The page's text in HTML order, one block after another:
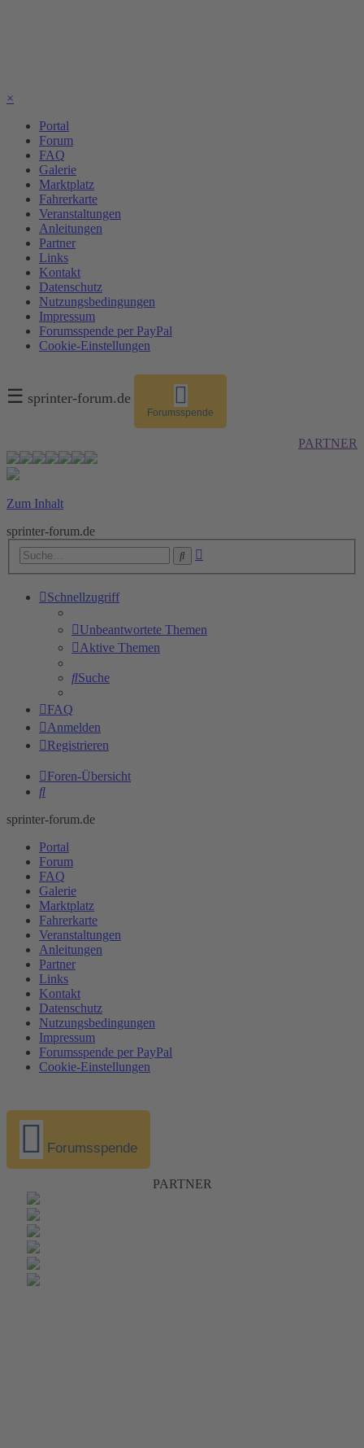
×
Portal
Forum
FAQ
Galerie
Marktplatz
Fahrerkarte
Veranstaltungen
Anleitungen
Partner
Links
Kontakt
Datenschutz
Nutzungsbedingungen
Impressum
Forumsspende per PayPal
Cookie-Einstellungen
☰ sprinter-forum.de
Forumsspende
PARTNER
Zum Inhalt
sprinter-forum.de
Suche
Schnellzugriff
Unbeantwortete Themen
Aktive Themen
Suche
FAQ
Anmelden
Registrieren
Foren-Übersicht
Suche
sprinter-forum.de
Portal
Forum
FAQ
Galerie
Marktplatz
Fahrerkarte
Veranstaltungen
Anleitungen
Partner
Links
Kontakt
Datenschutz
Nutzungsbedingungen
Impressum
Forumsspende per PayPal
Cookie-Einstellungen
Forumsspende
PARTNER